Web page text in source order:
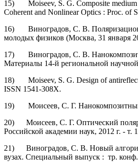
15) Moiseev, S. G. Composite medium
Coherent and Nonlinear Optics : Proc. of
16) Виноградов, С. В.
молодых физиков (Москва, 31 января
17) Виноградов, С. В.
Материалы 14-й региональной
18) Moiseev, S. G. Design of
ISSN 1541-308X.
19) Моисеев, С. Г. Нанокомпозитный
20) Моисеев, С. Г. Оптический
Российской академии наук, 2012 г. -
21) Виноградов, С. В. Новый
вузах. Специальный выпуск : тр.